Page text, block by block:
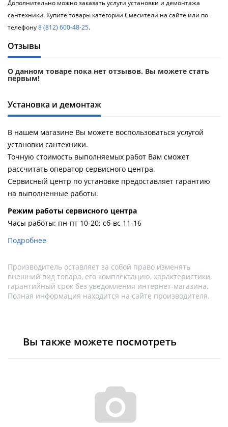
Дополнительно можно заказать услуги установки и демонтажа
сантехники. Купите товары категории Смесители на сайте или по
телефону8 (812) 600-48-25.
Отзывы
О данном товаре пока нет отзывов. Вы можете стать
первым!
Установка и демонтаж
В нашем магазине Вы можете воспользоваться услугой
установки сантехники.
Точную стоимость выполняемых работ Вам сможет
рассчитать оператор сервисного центра.
Сервисный центр по установке предоставляет гарантию
на выполненные работы.
Pежим работы сервисного центра
Часы работы: пн-пт 10-20; сб-вс 11-16
Подробнее
Производитель оставляет за собой право изменять
внешний вид товара, его комплектацию, характеристики,
гарантийный срок без уведомления интернет-магазина.
Полная информация находится на сайте производителя.
Вы также можете посмотреть